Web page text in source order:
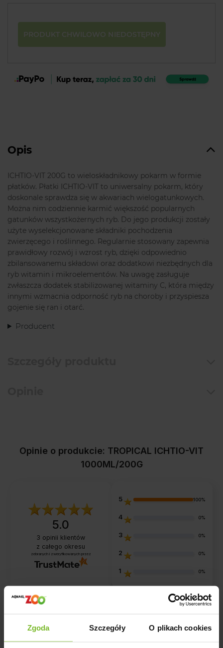
Zgoda Szczegóły O plikach cookies
PRODUKT CHWILOWO NIEDOSTĘPNY
Opis
ICHTIO-VIT 200G to wieloskładnikowy pokarm w formie
płatków. Płatki ICHTIO-VIT to uniwersalny pokarm, który
doskonale sprawdza się w akwariach wielogatunkowych.
Można nim codziennie karmić większość popularnych
gatunków wszystkożernych ryb. Do jego produkcji zostały
użyte wyselekcjonowane składniki pochodzenia
zwierzęcego i roślinnego. Regularnie stosowany zapewnia
prawidłowy rozwój i wzrost ryb, dzięki odpowiednio
zbilansowanemu składowi oraz dodatkowi niezbędnych dla
ryb witamin i mikroelementów. Na uwagę zasługuje
zwłaszcza dodatek stabilizowanej witaminy C, która między
innymi wzmacnia odporność ryb na choroby i przyspiesza
gojenie się ran i otarć.
Producent
Opinie o produkcie: TROPICAL ICHTIO-VIT
1000ML/200G
5.0
3 opinii klientów
z całego okresu
zebranych i zweryfikowanych przez
5 100%
4 0%
3 0%
2 0%
1 0%